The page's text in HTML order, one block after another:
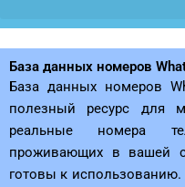
База данных номеров
База данных номеров
полезный ресурс для
реальные номера
проживающих в вашей
готовы к